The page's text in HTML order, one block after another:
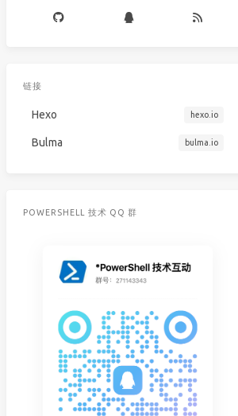
链接
Hexo hexo.io
Bulma bulma.io
POWERSHELL 技术 QQ 群